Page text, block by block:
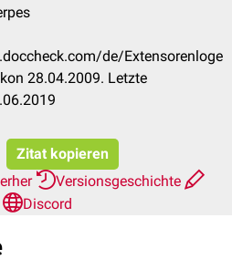
de/Extensorenloge
28.04.2009. Letzte
Zitat kopieren
Versionsgeschichte
Discord